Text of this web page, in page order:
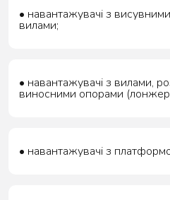
• навантажувачі з
вилами;
• навантажувачі з вилами,
виносними опорами
• навантажувачі з